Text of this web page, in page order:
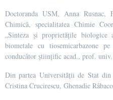
Doctoranda USM, Anna Rusnac,
Chimică, specialitatea Chimie
„Sinteza și proprietățile
biometale cu tiosemicarbazone
conducător științific acad., prof.
Din partea Universității de Stat
Cristina Crucirescu, Ghenadie